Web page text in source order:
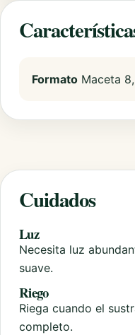
Formato Maceta
Cuidados
Luz
Necesita luz
suave.
Riego
Riega cuando el
completo.